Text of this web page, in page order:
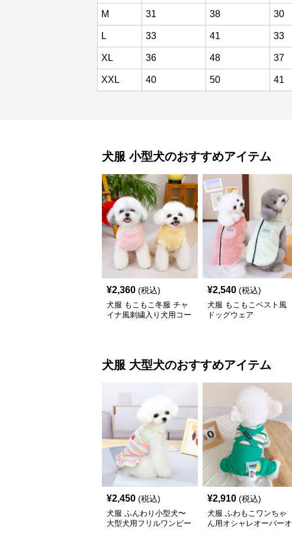
M 31 38 30
L 33 41 33
XL 36 48 37
XXL 40 50 41
犬服 小型犬のおすすめアイテム
¥2,360 (税込)
犬服 もこもこ冬服 チャ
イナ風刺繍入り犬用コー
¥2,540 (税込)
犬服 もこもこベスト風
ドッグウェア
犬服 大型犬のおすすめアイテム
¥2,450 (税込)
犬服 ふんわり小型犬〜
大型犬用フリルワンピー
¥2,910 (税込)
犬服 ふわもこワンちゃ
ん用オシャレオーバーオ